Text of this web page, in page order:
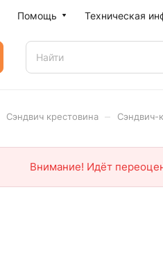
Помощь Техническая
Сэндвич крестовина Сэндвич-
Внимание! Идёт